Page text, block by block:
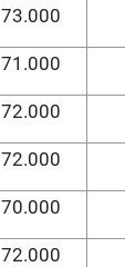
73.000
71.000
72.000
72.000
70.000
72.000